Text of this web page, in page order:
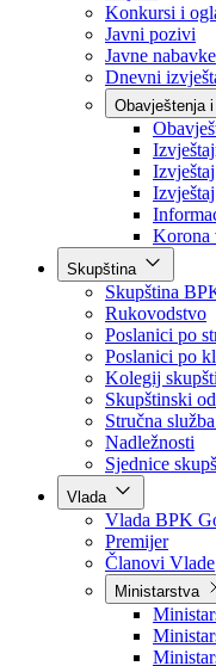
Sve vijesti
Izdvojeno
Najave
Konkursi i
Javni pozivi
Javne nabavke
Dnevni
Obavještenja
Izvještaj
Korona
Skupština
Skupština
Rukovodstvo
Poslanici po
Poslanici po
Kolegij
Skupštinski
Stručna
Nadležnosti
Sjednice
Vlada
Vlada BPK
Premijer
Članovi Vlade
Ministarstva